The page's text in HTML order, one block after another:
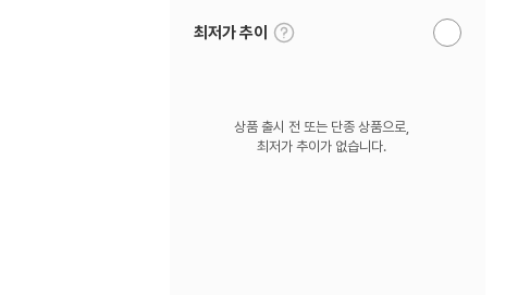
최저가 추이
툴
팁
알
상품 출시 전 또는 단종 상품으로,
최저가 추이가 없습니다.